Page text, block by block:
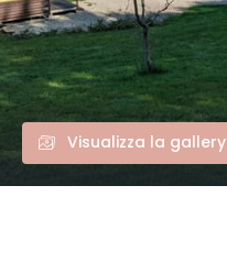
Visualizza la gallery